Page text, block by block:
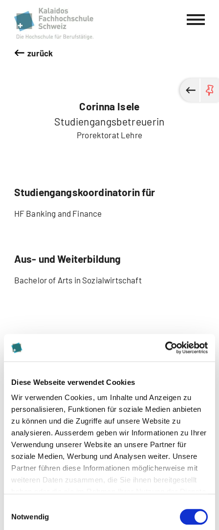
Diese Webseite verwendet Cookies
Wir verwenden Cookies, um Inhalte und Anzeigen zu
personalisieren, Funktionen für soziale Medien anbieten
zu können und die Zugriffe auf unsere Website zu
analysieren. Ausserdem geben wir Informationen zu Ihrer
Verwendung unserer Website an unsere Partner für
soziale Medien, Werbung und Analysen weiter. Unsere
Partner führen diese Informationen möglicherweise mit
weiteren Daten zusammen, die Sie ihnen bereitgestellt
Notwendig
Kalaidos Fachhochschule Schweiz
zurück
Corinna Isele
Studiengangsbetreuerin
Prorektorat Lehre
Studiengangskoordinatorin für
HF Banking and Finance
Aus- und Weiterbildung
Bachelor of Arts in Sozialwirtschaft
Kontakt
corinna.isele@kalaidos-hfbf.ch
044 200 19 33
Themen, die der Person zugeordnet sind: